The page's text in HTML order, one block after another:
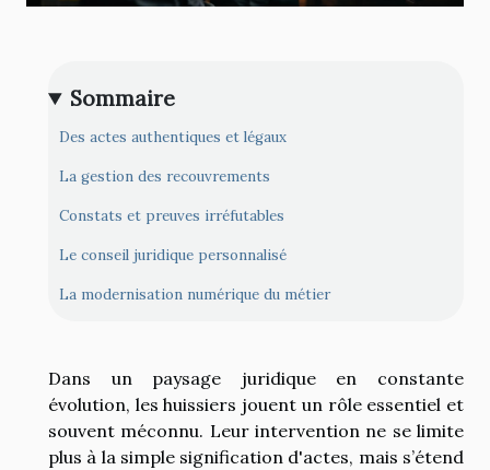
Sommaire
Des actes authentiques et légaux
La gestion des recouvrements
Constats et preuves irréfutables
Le conseil juridique personnalisé
La modernisation numérique du métier
Dans un paysage juridique en constante
évolution, les huissiers jouent un rôle essentiel et
souvent méconnu. Leur intervention ne se limite
plus à la simple signification d'actes, mais s’étend